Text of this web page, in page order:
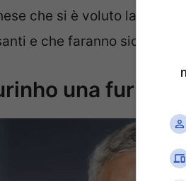
che si è voluto
e che faranno
una furia: “